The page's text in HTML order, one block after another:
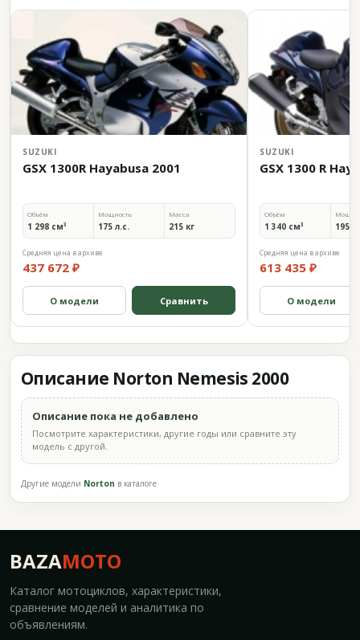
SUZUKI
GSX 1300R Hayabusa 2001
Объём
1 298 см³
Мощность
175 л.с.
Масса
215 кг
Средняя цена в архиве
437 672 ₽
О модели Сравнить
SUZUKI
GSX 1300 R
Объём
1 340 см³ 195,7
Средняя цена в архиве
613 435 ₽
О модели
Описание Norton Nemesis 2000
Описание пока не добавлено
Посмотрите характеристики, другие годы или сравните эту
модель с другой.
Другие модели Norton в каталоге
BAZAMOTO
Каталог мотоциклов, характеристики,
сравнение моделей и аналитика по
объявлениям.